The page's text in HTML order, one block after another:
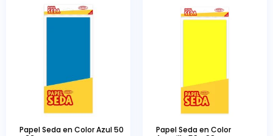
Papel Seda en Color Azul 50
Papel Seda en Color